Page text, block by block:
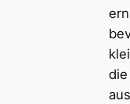
die